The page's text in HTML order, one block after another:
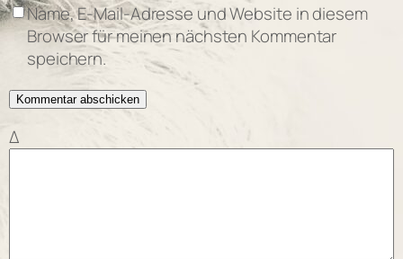
Name, E-Mail-Adresse und Website in diesem
Browser für meinen nächsten Kommentar
speichern.
Δ